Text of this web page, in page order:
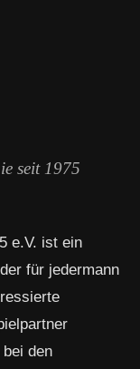
seit 1975
e.V. ist ein
für jedermann
den